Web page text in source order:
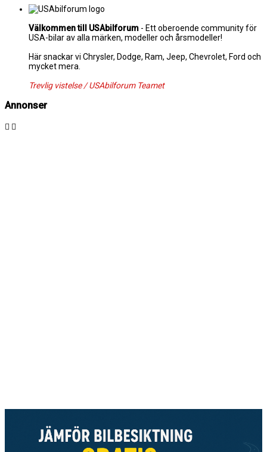
Välkommen till USAbilforum - Ett oberoende community för
USA-bilar av alla märken, modeller och årsmodeller!
Här snackar vi Chrysler, Dodge, Ram, Jeep, Chevrolet, Ford och
mycket mera.
Trevlig vistelse / USAbilforum Teamet
Annonser